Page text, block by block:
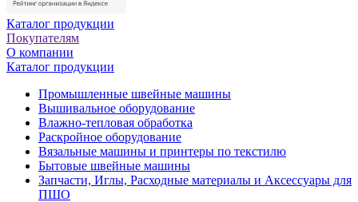
Каталог продукции
Покупателям
О компании
Каталог продукции
Промышленные швейные машины
Вышивальное оборудование
Влажно-тепловая обработка
Раскройное оборудование
Вязальные машины и принтеры по текстилю
Бытовые швейные машины
Запчасти, Иглы, Расходные материалы и Аксессуары для
ПШО